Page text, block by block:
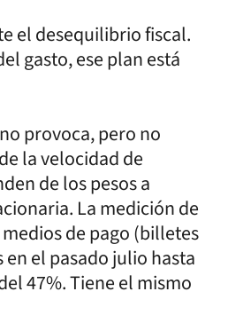
el desequilibrio fiscal.
gasto, ese plan está
provoca, pero no
la velocidad de
de los pesos a
La medición de
de pago (billetes
el pasado julio hasta
47%. Tiene el mismo